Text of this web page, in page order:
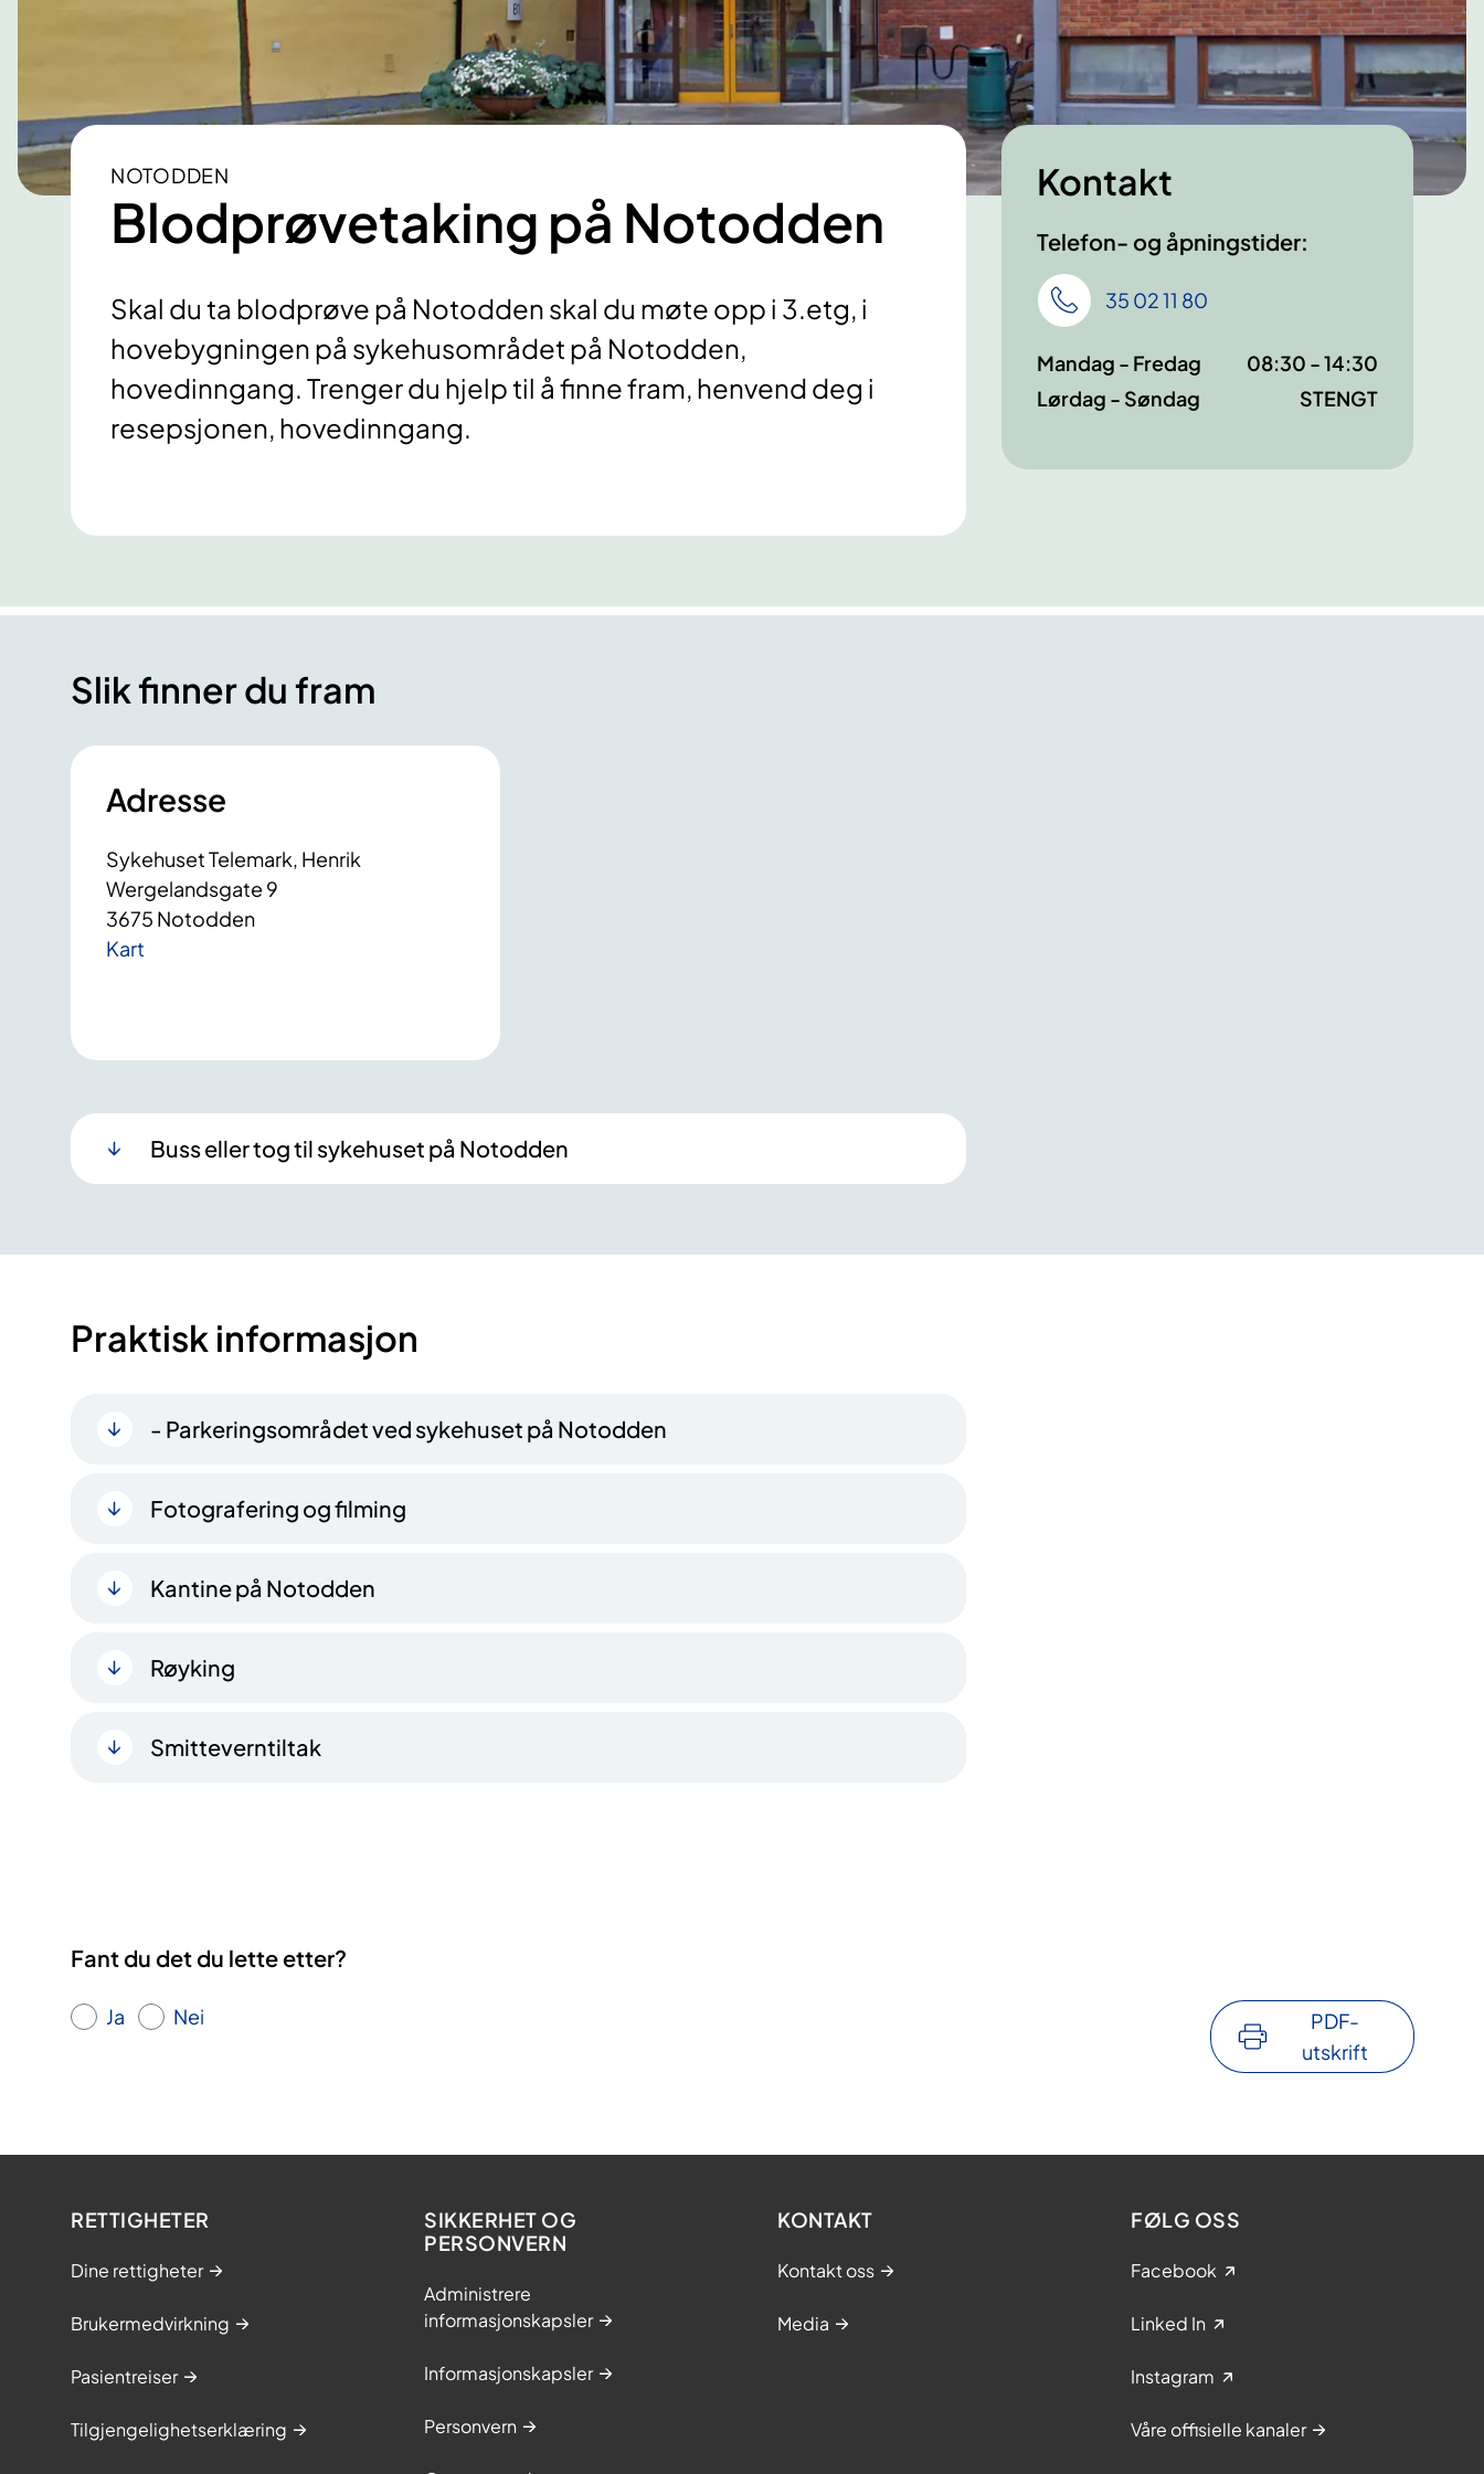
NOTODDEN
Blodprøvetaking på Notodden
Skal du ta blodprøve på Notodden skal du møte opp i 3.etg, i
hovebygningen på sykehusområdet på Notodden,
hovedinngang. Trenger du hjelp til å finne fram, henvend deg i
resepsjonen, hovedinngang.
Kontakt
Telefon- og åpningstider:
35 02 11 80
Mandag - Fredag
08:30 - 14:30
Lørdag - Søndag
STENGT
Slik finner du fram
Adresse
Sykehuset Telemark, Henrik
Wergelandsgate 9
3675 Notodden
Kart
Buss eller tog til sykehuset på Notodden
Praktisk informasjon
- Parkeringsområdet ved sykehuset på Notodden
Fotografering og filming
Kantine på Notodden
Røyking
Smitteverntiltak
Fant du det du lette etter?
Ja Nei
PDF-
utskrift
RETTIGHETER
Dine rettigheter
Brukermedvirkning
Pasientreiser
Tilgjengelighetserklæring
SIKKERHET OG
PERSONVERN
Administrere
informasjonskapsler
Informasjonskapsler
Personvern
KONTAKT
Kontakt oss
Media
FØLG OSS
Facebook
Linked In
Instagram
Våre offisielle kanaler